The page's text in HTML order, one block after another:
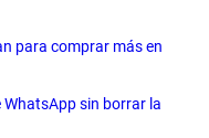
para comprar más en
sin borrar la